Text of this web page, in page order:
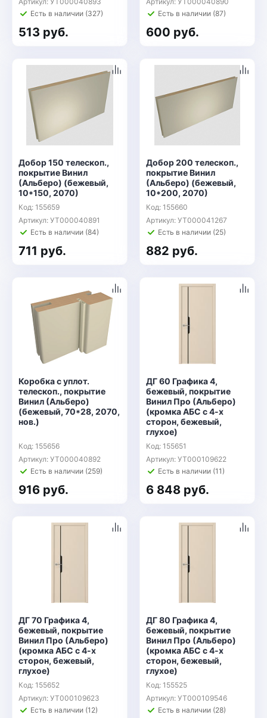
Есть в наличии (327)
513 руб.
Есть в наличии (87)
600 руб.
Добор 150 телескоп.,
покрытие Винил
(Альберо) (бежевый,
10*150, 2070)
Код: 155659
Артикул: УТ000040891
Есть в наличии (84)
711 руб.
Добор 200 телескоп.,
покрытие Винил
(Альберо) (бежевый,
10*200, 2070)
Код: 155660
Артикул: УТ000041267
Есть в наличии (25)
882 руб.
Коробка с уплот.
телескоп., покрытие
Винил (Альберо)
(бежевый, 70*28, 2070,
нов.)
Код: 155656
Артикул: УТ000040892
Есть в наличии (259)
916 руб.
ДГ 60 Графика 4,
бежевый, покрытие
Винил Про (Альберо)
(кромка АБС с 4-х
сторон, бежевый,
глухое)
Код: 155651
Артикул: УТ000109622
Есть в наличии (11)
6 848 руб.
ДГ 70 Графика 4,
бежевый, покрытие
Винил Про (Альберо)
(кромка АБС с 4-х
сторон, бежевый,
глухое)
Код: 155652
Артикул: УТ000109623
Есть в наличии (12)
ДГ 80 Графика 4,
бежевый, покрытие
Винил Про (Альберо)
(кромка АБС с 4-х
сторон, бежевый,
глухое)
Код: 155525
Артикул: УТ000109546
Есть в наличии (28)